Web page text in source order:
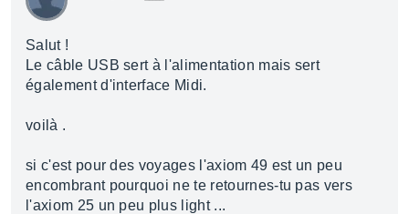
Salut !
Le câble USB sert à l'alimentation mais sert
également d'interface Midi.
voilà .
si c'est pour des voyages l'axiom 49 est un peu
encombrant pourquoi ne te retournes-tu pas vers
l'axiom 25 un peu plus light ...